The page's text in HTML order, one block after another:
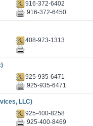
916-372-6402
916-372-6450
408-973-1313
925-935-6471
925-935-6471
LLC)
925-400-8258
925-400-8469